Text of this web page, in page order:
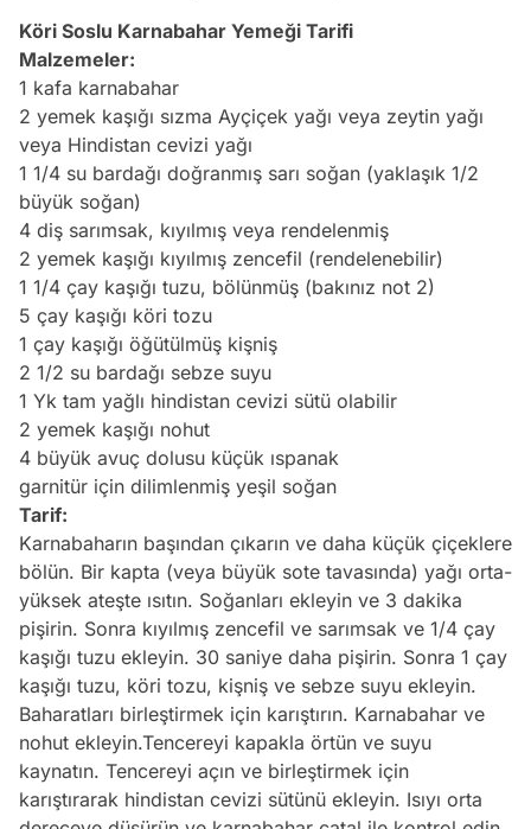
Köri Soslu Karnabahar Yemeği Tarifi
Malzemeler:
1 kafa karnabahar
2 yemek kaşığı sızma Ayçiçek yağı veya zeytin yağı
veya Hindistan cevizi yağı
1 1/4 su bardağı doğranmış sarı soğan (yaklaşık 1/2
büyük soğan)
4 diş sarımsak, kıyılmış veya rendelenmiş
2 yemek kaşığı kıyılmış zencefil (rendelenebilir)
1 1/4 çay kaşığı tuzu, bölünmüş (bakınız not 2)
5 çay kaşığı köri tozu
1 çay kaşığı öğütülmüş kişniş
2 1/2 su bardağı sebze suyu
1 Yk tam yağlı hindistan cevizi sütü olabilir
2 yemek kaşığı nohut
4 büyük avuç dolusu küçük ıspanak
garnitür için dilimlenmiş yeşil soğan
Tarif:
Karnabaharın başından çıkarın ve daha küçük çiçeklere
bölün. Bir kapta (veya büyük sote tavasında) yağı orta-
yüksek ateşte ısıtın. Soğanları ekleyin ve 3 dakika
pişirin. Sonra kıyılmış zencefil ve sarımsak ve 1/4 çay
kaşığı tuzu ekleyin. 30 saniye daha pişirin. Sonra 1 çay
kaşığı tuzu, köri tozu, kişniş ve sebze suyu ekleyin.
Baharatları birleştirmek için karıştırın. Karnabahar ve
nohut ekleyin.Tencereyi kapakla örtün ve suyu
kaynatın. Tencereyi açın ve birleştirmek için
karıştırarak hindistan cevizi sütünü ekleyin. Isıyı orta